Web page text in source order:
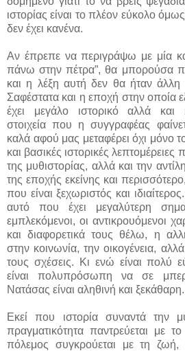
ιστορίας είναι το πλέον εύκολο
δεν έχει κανένα.
Αν έπρεπε να περιγράψω με μία
πάνω στην πέτρα”, θα μπορούσα
και η λέξη αυτή δεν θα ήταν
Σαφέστατα και η εποχή στην οποία
έχει μεγάλο ιστορικό αλλά και
στοιχεία που η συγγραφέας
καλά αφού μας μεταφέρει όχι μόνο
και βασικές ιστορικές
της μυθιστορίας, αλλά και την
της εποχής εκείνης και
που είναι ξεχωριστός και
αυτό που έχει μεγαλύτερη
εμπλεκόμενοι, οι αντικρουόμενοι
και διαφορετικά τους θέλω, η
στην κοινωνία, την οικογένεια,
τους σχέσεις. Κι ενώ είναι πολύ
είναι πολυπρόσωπη να σε
Νατάσας είναι αληθινή και ξεκάθαρη.
Εκεί που ιστορία συναντά την
πραγματικότητα παντρεύεται με
πόλεμος συγκρούεται με τη